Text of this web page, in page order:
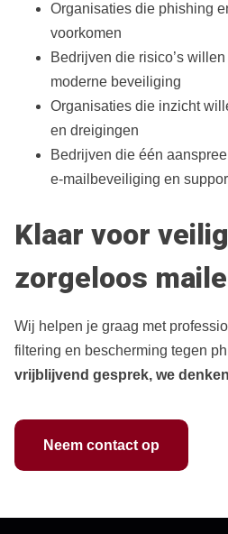
Organisaties die phishing
voorkomen
Bedrijven die risico’s
moderne beveiliging
Organisaties die inzicht
en dreigingen
Bedrijven die één
e‑mailbeveiliging en
Klaar voor
zorgeloos
Wij helpen je graag met
filtering en bescherming tegen
vrijblijvend gesprek, we
Neem contact op